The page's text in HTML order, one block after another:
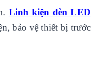
Linh kiện đèn LED
bảo vệ thiết bị trước